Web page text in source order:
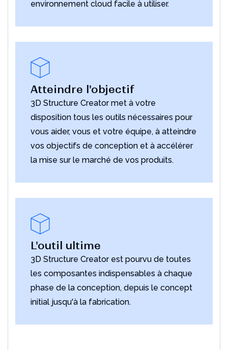
environnement cloud facile à utiliser.
Atteindre l'objectif
3D Structure Creator met à votre
disposition tous les outils nécessaires pour
vous aider, vous et votre équipe, à atteindre
vos objectifs de conception et à accélérer
la mise sur le marché de vos produits.
L'outil ultime
3D Structure Creator est pourvu de toutes
les composantes indispensables à chaque
phase de la conception, depuis le concept
initial jusqu'à la fabrication.